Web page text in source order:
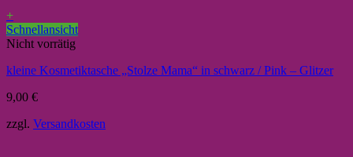
+
Schnellansicht
Nicht vorrätig
kleine Kosmetiktasche „Stolze Mama“ in schwarz / Pink – Glitzer
9,00 €
zzgl. Versandkosten